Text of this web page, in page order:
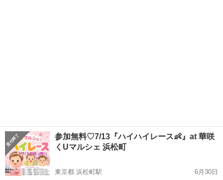
参加無料♡7/13『ハイハイレース👶』at 華咲
くUマルシェ 浜松町
東京都 浜松町駅
6月30日